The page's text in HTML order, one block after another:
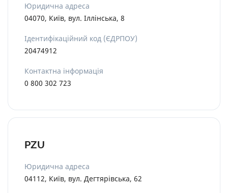
Юридична адреса
04070, Київ, вул. Іллінська, 8
Ідентифікаційний код (ЄДРПОУ)
20474912
Контактна інформація
0 800 302 723
PZU
Юридична адреса
04112, Київ, вул. Дегтярівська, 62